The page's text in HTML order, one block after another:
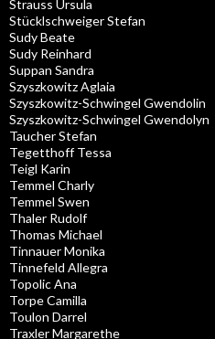
Strauss Ursula
Stücklschweiger Stefan
Sudy Beate
Sudy Reinhard
Suppan Sandra
Szyszkowitz Aglaia
Szyszkowitz-Schwingel Gwendolin
Szyszkowitz-Schwingel Gwendolyn
Taucher Stefan
Tegetthoff Tessa
Teigl Karin
Temmel Charly
Temmel Swen
Thaler Rudolf
Thomas Michael
Tinnauer Monika
Tinnefeld Allegra
Topolic Ana
Torpe Camilla
Toulon Darrel
Traxler Margarethe